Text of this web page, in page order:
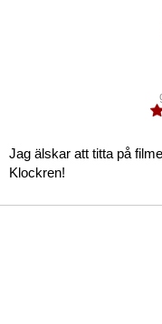
Jag älskar att titta på
Klockren!